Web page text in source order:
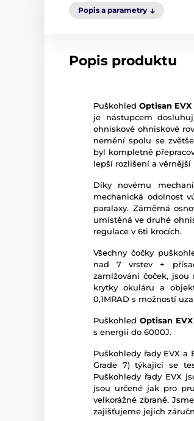
Popis a parametry
Popis produktu
PuškohledOptisan EVX
je nástupcem
ohniskové ohniskové
nemění spolu se
byl kompletně
lepší rozlišení a věrnější
Díky novému
mechanická odolnost
paralaxy. Záměrná
umístěná ve druhé
regulace v 6ti krocích.
Všechny čočky
nad 7 vrstev +
zamlžování čoček,
krytky okuláru a
0,1MRAD s možností
Puškohled Optisan
s energií do 6000J.
Puškohledy řady EVX a
Grade 7) týkající se
Puškohledy řady EVX
jsou určené jak pro
velkorážné zbraně.
zajišťujeme jejich